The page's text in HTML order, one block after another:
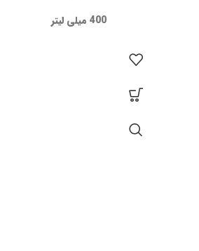
400 میلی لیتر